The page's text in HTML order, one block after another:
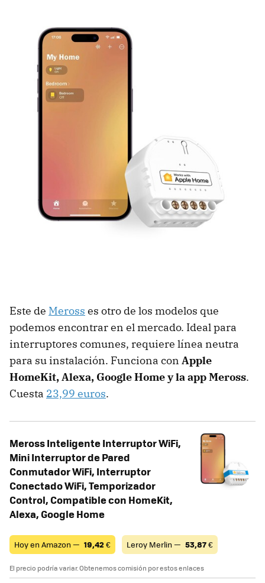
Este de Meross es otro de los modelos que
podemos encontrar en el mercado. Ideal para
interruptores comunes, requiere línea neutra
para su instalación. Funciona con Apple
HomeKit, Alexa, Google Home y la app Meross.
Cuesta 23,99 euros.
Meross Inteligente Interruptor WiFi,
Mini Interruptor de Pared
Conmutador WiFi, Interruptor
Conectado WiFi, Temporizador
Control, Compatible con HomeKit,
Alexa, Google Home
Hoy en Amazon — 19,42 € Leroy Merlin — 53,87€
El precio podría variar. Obtenemos comisión por estos enlaces